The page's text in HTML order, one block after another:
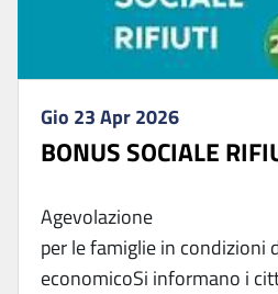
Gio 23 Apr 2026
BONUS SOCIALE
Agevolazione
per le famiglie in condizioni
economicoSi informano i